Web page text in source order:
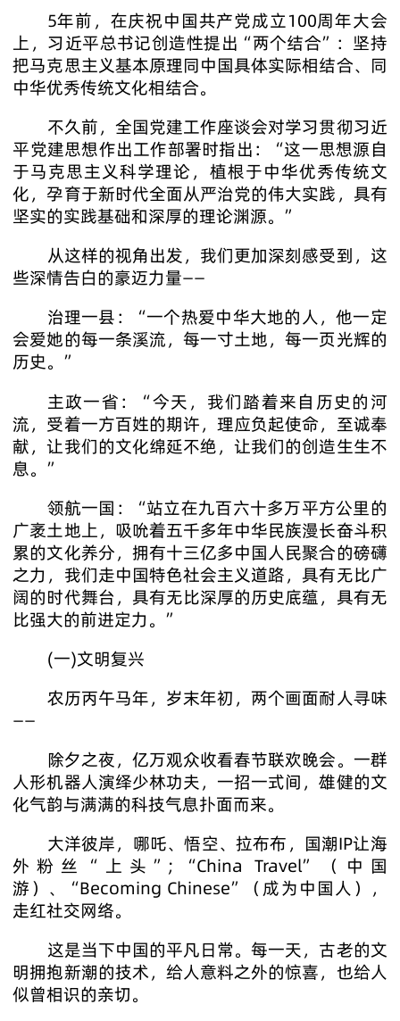
5年前，在庆祝中国共产党成立100周年大会
上，习近平总书记创造性提出“两个结合”：坚持
把马克思主义基本原理同中国具体实际相结合、同
中华优秀传统文化相结合。
不久前，全国党建工作座谈会对学习贯彻习近
平党建思想作出工作部署时指出：“这一思想源自
于马克思主义科学理论，植根于中华优秀传统文
化，孕育于新时代全面从严治党的伟大实践，具有
坚实的实践基础和深厚的理论渊源。”
从这样的视角出发，我们更加深刻感受到，这
些深情告白的豪迈力量——
治理一县：“一个热爱中华大地的人，他一定
会爱她的每一条溪流，每一寸土地，每一页光辉的
历史。”
主政一省：“今天，我们踏着来自历史的河
流，受着一方百姓的期许，理应负起使命，至诚奉
献，让我们的文化绵延不绝，让我们的创造生生不
息。”
领航一国：“站立在九百六十多万平方公里的
广袤土地上，吸吮着五千多年中华民族漫长奋斗积
累的文化养分，拥有十三亿多中国人民聚合的磅礴
之力，我们走中国特色社会主义道路，具有无比广
阔的时代舞台，具有无比深厚的历史底蕴，具有无
比强大的前进定力。”
(一)文明复兴
农历丙午马年，岁末年初，两个画面耐人寻味
——
除夕之夜，亿万观众收看春节联欢晚会。一群
人形机器人演绎少林功夫，一招一式间，雄健的文
化气韵与满满的科技气息扑面而来。
大洋彼岸，哪吒、悟空、拉布布，国潮IP让海
外粉丝“上头”；“China Travel”（中国
游）、“Becoming Chinese”（成为中国人），
走红社交网络。
这是当下中国的平凡日常。每一天，古老的文
明拥抱新潮的技术，给人意料之外的惊喜，也给人
似曾相识的亲切。